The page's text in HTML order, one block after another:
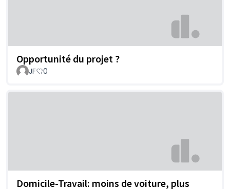
Opportunité du projet ?
JF 0
Domicile-Travail: moins de voiture, plus